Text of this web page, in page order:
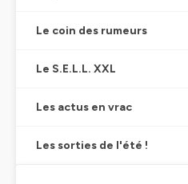
Le coin des rumeurs
Le S.E.L.L. XXL
Les actus en vrac
Les sorties de l'été !